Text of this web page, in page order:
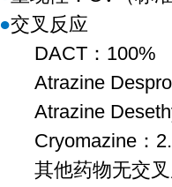
●交叉反应
DACT：100%
Atrazine
Atrazine
Cryomazine：
其他药物无交